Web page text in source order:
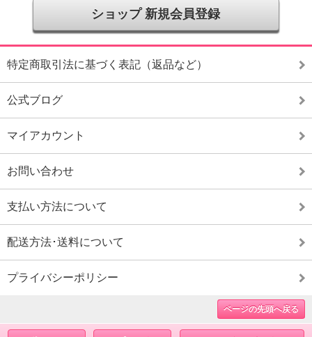
ショップ 新規会員登録
特定商取引法に基づく表記（返品など）
公式ブログ
マイアカウント
お問い合わせ
支払い方法について
配送方法･送料について
プライバシーポリシー
ページの先頭へ戻る